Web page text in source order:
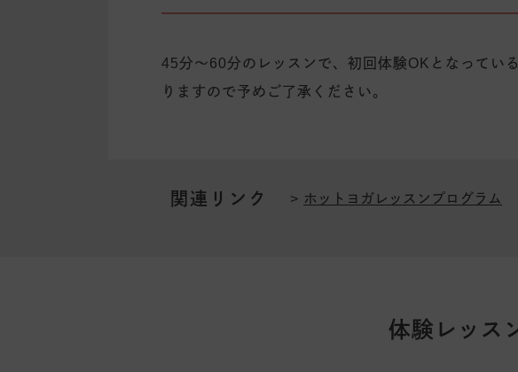
45分～60分のレッスンで、初回体験OKとなってい
りますので予めご了承ください。
関連リンク ホットヨガレッスンプログラム
体験レッス